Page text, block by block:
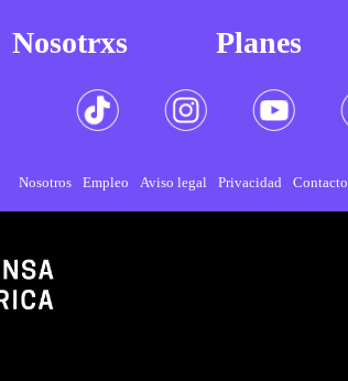
Nosotrxs Planes
Nosotros Empleo Aviso legal Privacidad Contacto